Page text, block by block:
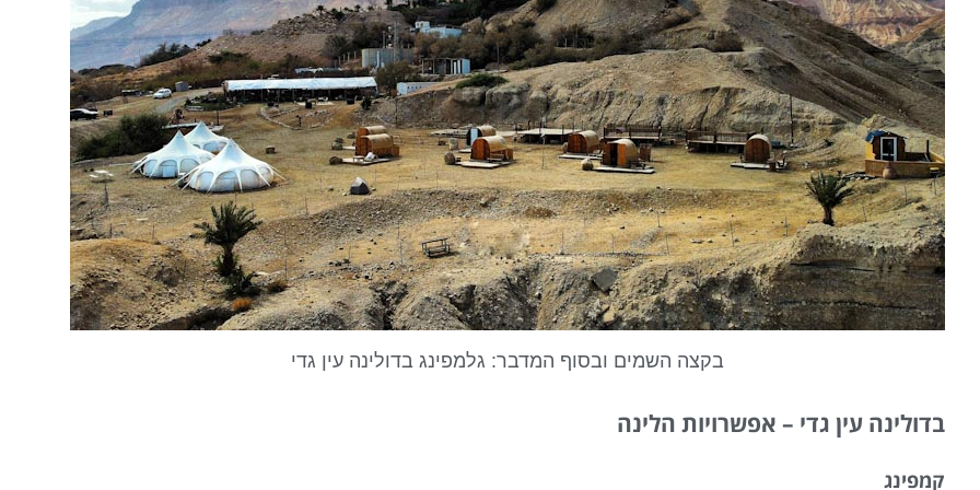
בקצה השמים ובסוף המדבר: גלמפינג בדולינה עין גדי
בדולינה עין גדי – אפשרויות הלינה
קמפינג